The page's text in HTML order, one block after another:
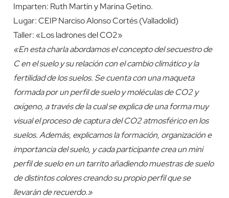
Imparten: Ruth Martín y Marina Getino.
Lugar: CEIP Narciso Alonso Cortés (Valladolid)
Taller: «Los ladrones del CO2»
«En esta charla abordamos el concepto del secuestro de
C en el suelo y su relación con el cambio climático y la
fertilidad de los suelos. Se cuenta con una maqueta
formada por un perfil de suelo y moléculas de CO2 y
oxígeno, a través de la cual se explica de una forma muy
visual el proceso de captura del CO2 atmosférico en los
suelos. Además, explicamos la formación, organización e
importancia del suelo, y cada participante crea un mini
perfil de suelo en un tarrito añadiendo muestras de suelo
de distintos colores creando su propio perfil que se
llevarán de recuerdo.»